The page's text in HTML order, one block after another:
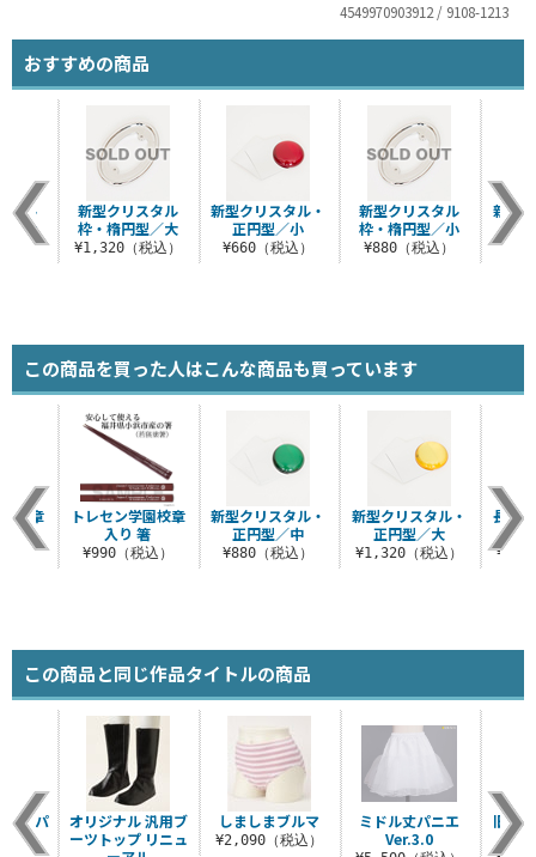
4549970903912 / 9108-1213
おすすめの商品
新型クリスタル・
正円型／小
¥660（税込）
新型クリスタル
枠・楕円型／小
¥880（税込）
新型
正
タル
／大
込）
新型クリスタル
枠・楕円型／大
¥1,320（税込）
この商品を買った人はこんな商品も買っています
新型クリスタル・
正円型／中
¥880（税込）
新型クリスタル・
正円型／大
¥1,320（税込）
長方
校章
碗
込）
トレセン学園校章
入り 箸
¥990（税込）
この商品と同じ作品タイトルの商品
しましまブルマ
¥2,090（税込）
ミドル丈パニエ
Ver.3.0
旧タ
ートパ
オリジナル 汎用ブ
ーツトップ リニュ